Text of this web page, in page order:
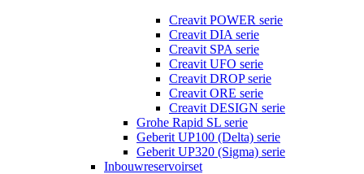
Creavit POWER serie
Creavit DIA serie
Creavit SPA serie
Creavit UFO serie
Creavit DROP serie
Creavit ORE serie
Creavit DESIGN serie
Grohe Rapid SL serie
Geberit UP100 (Delta) serie
Geberit UP320 (Sigma) serie
Inbouwreservoirset